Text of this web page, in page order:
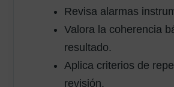
Revisa alarmas
Valora la coherencia
resultado.
Aplica criterios de
revisión.